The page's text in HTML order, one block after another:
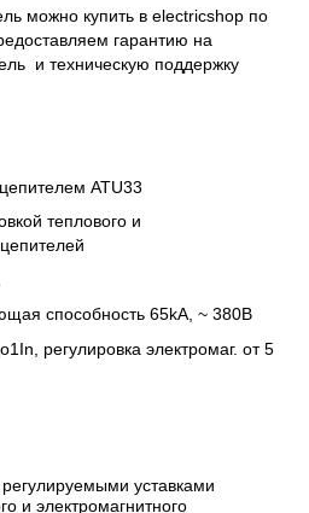
можно купить в electricshop по
гарантию на
и техническую поддержку
ATU33
теплового и
способность 65kA, ~ 380В
регулировка электромаг. от 5
уставками
и электромагнитного